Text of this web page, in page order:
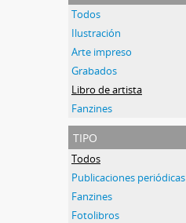
Todos
Ilustración
Arte impreso
Grabados
Libro de artista
Fanzines
tipo
Todos
Publicaciones periódicas
Fanzines
Fotolibros